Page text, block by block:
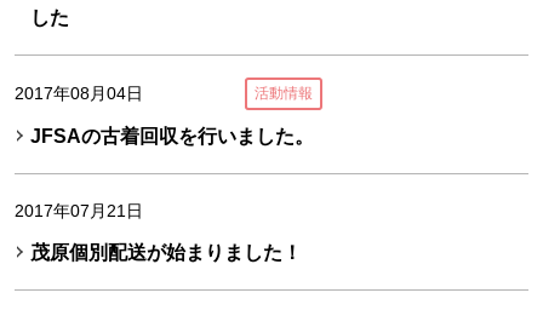
した
2017年08月04日 活動情報
JFSAの古着回収を行いました。
2017年07月21日
茂原個別配送が始まりました！